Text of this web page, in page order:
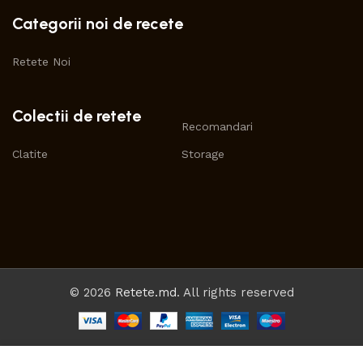
Categorii noi de recete
Retete Noi
Colectii de retete
Clatite
Recomandari
Storage
© 2026 Retete.md. All rights reserved